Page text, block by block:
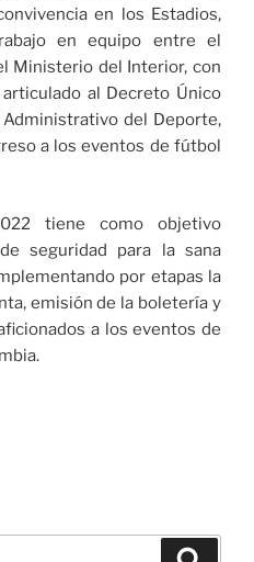
en los Estadios,
en equipo entre el
Ministerio del Interior, con
al Decreto Único
del Deporte,
a los eventos de fútbol
tiene como objetivo
seguridad para la sana
por etapas la
emisión de la boletería y
a los eventos de